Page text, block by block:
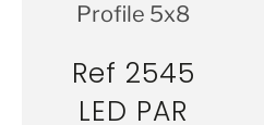
Ref 2545
LED PAR